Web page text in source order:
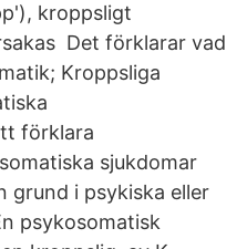
kroppsligt
Det förklarar vad
Kroppsliga
förklara
sjukdomar
grund i psykiska eller
psykosomatisk